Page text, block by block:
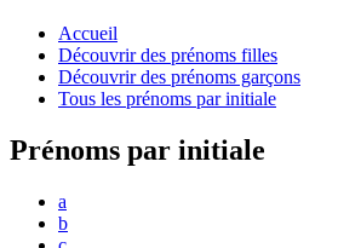
Accueil
Découvrir des prénoms filles
Découvrir des prénoms garçons
Tous les prénoms par initiale
Prénoms par initiale
a
b